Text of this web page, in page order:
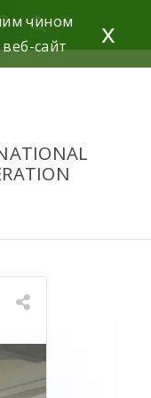
чином
сайт
x